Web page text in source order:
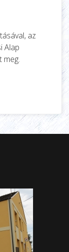
az
Alap
meg.